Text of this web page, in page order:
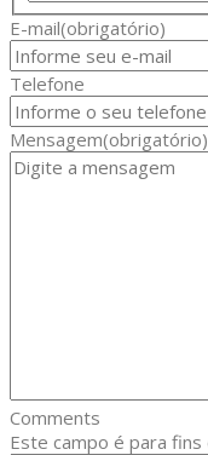
E-mail(obrigatório)
Telefone
Mensagem(obrigatório)
Comments
Este campo é para